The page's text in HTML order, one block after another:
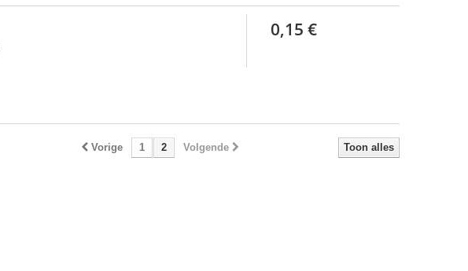
0,15 €
Toon alles
Vorige 1 2 Volgende